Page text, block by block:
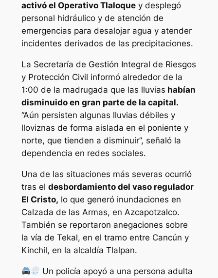
activó el Operativo Tlaloquey desplegó
personal hidráulico y de atención de
emergencias para desalojar agua y atender
incidentes derivados de las precipitaciones.
La Secretaría de Gestión Integral de Riesgos
y Protección Civil informó alrededor de la
1:00 de la madrugada que las lluvias habían
disminuido en gran parte de la capital.
“Aún persisten algunas lluvias débiles y
lloviznas de forma aislada en el poniente y
norte, que tienden a disminuir”, señaló la
dependencia en redes sociales.
Una de las situaciones más severas ocurrió
tras el desbordamiento del vaso regulador
El Cristo, lo que generó inundaciones en
Calzada de las Armas, en Azcapotzalco.
También se reportaron anegaciones sobre
la vía de Tekal, en el tramo entre Cancún y
Kinchil, en la alcaldía Tlalpan.
Un policía apoyó a una persona adulta